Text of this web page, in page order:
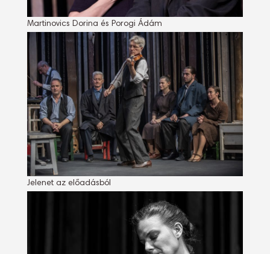
Martinovics Dorina és Porogi Ádám
Jelenet az előadásból